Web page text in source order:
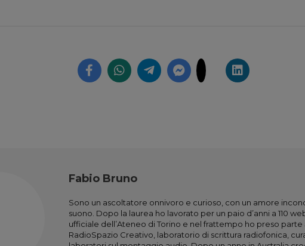
Fabio Bruno
Sono un ascoltatore onnivoro e curioso, con un amore
suono. Dopo la laurea ho lavorato per un paio d’anni a 110
ufficiale dell’Ateneo di Torino e nel frattempo ho preso parte
RadioSpazio Creativo, laboratorio di scrittura radiofonica,